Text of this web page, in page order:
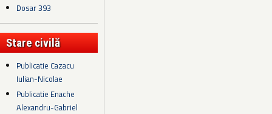
Dosar 393
Stare civilă
Publicatie Cazacu
Iulian-Nicolae
Publicatie Enache
Alexandru-Gabriel